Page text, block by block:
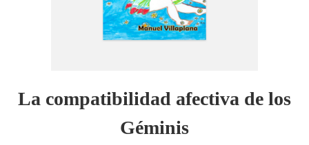
La compatibilidad afectiva de los
Géminis